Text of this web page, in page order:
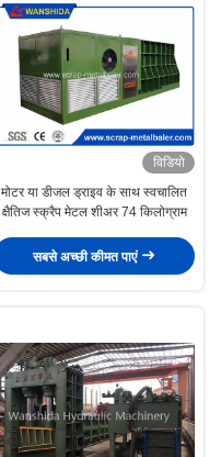
विडियो
मोटर या डीजल ड्राइव के साथ स्वचालित
क्षैतिज स्क्रैप मेटल शीअर 74 किलोग्राम
सबसे अच्छी कीमत पाएं